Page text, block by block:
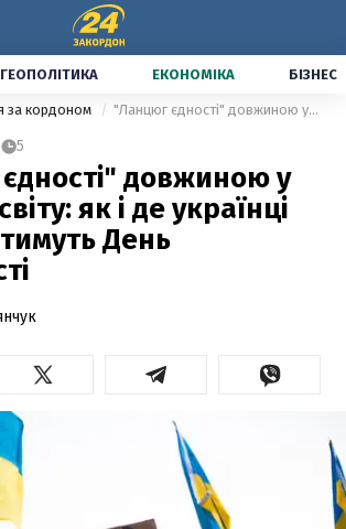
ГЕОПОЛІТИКА ЕКОНОМІКА БІЗНЕС
за кордоном "Ланцюг єдності" довжиною у 25 країн світу: як і де українці відзначатимуть День соборності
5
довжиною у
як і де українці
День